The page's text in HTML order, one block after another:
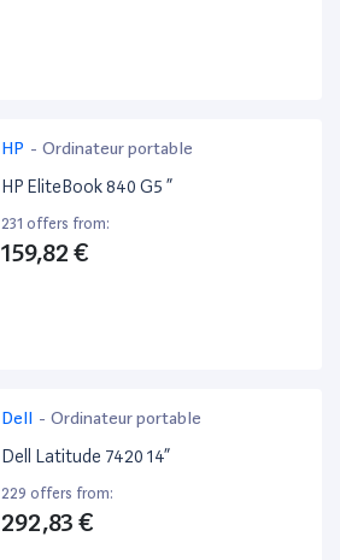
HP - Ordinateur portable
HP EliteBook 840 G5 ”
231 offers from:
159,82 €
Dell - Ordinateur portable
Dell Latitude 7420 14”
229 offers from:
292,83 €